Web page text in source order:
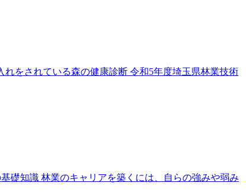
をされている森の健康診断 令和5年度埼玉県林業技術
礎知識 林業のキャリアを築くには、自らの強みや弱み